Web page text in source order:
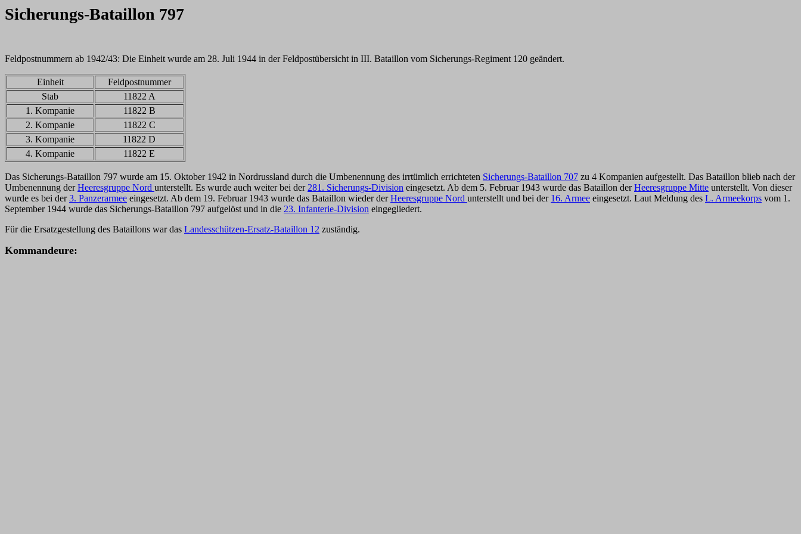
Sicherungs-Bataillon 797
Feldpostnummern ab 1942/43: Die Einheit wurde am 28. Juli 1944 in der Feldpostübersicht in III. Bataillon vom Sicherungs-Regiment 120 geändert.
Einheit
Feldpostnummer
Stab
11822 A
1. Kompanie
11822 B
2. Kompanie
11822 C
3. Kompanie
11822 D
4. Kompanie
11822 E
Das Sicherungs-Bataillon 797 wurde am 15. Oktober 1942 in Nordrussland durch die Umbenennung des irrtümlich errichteten Sicherungs-Bataillon 707 zu 4 Kompanien aufgestellt. Das Bataillon blieb nach der
Umbenennung derHeeresgruppe Nord unterstellt. Es wurde auch weiter bei der 281. Sicherungs-Division eingesetzt. Ab dem 5. Februar 1943 wurde das Bataillon derHeeresgruppe Mitte unterstellt. Von dieser
wurde es bei der3. Panzerarmee eingesetzt. Ab dem 19. Februar 1943 wurde das Bataillon wieder derHeeresgruppe Nord unterstellt und bei der 16. Armee eingesetzt. Laut Meldung des L. Armeekorps vom 1.
September 1944 wurde das Sicherungs-Bataillon 797 aufgelöst und in die 23. Infanterie-Division eingegliedert.
Für die Ersatzgestellung des Bataillons war das Landesschützen-Ersatz-Bataillon 12 zuständig.
Kommandeure: